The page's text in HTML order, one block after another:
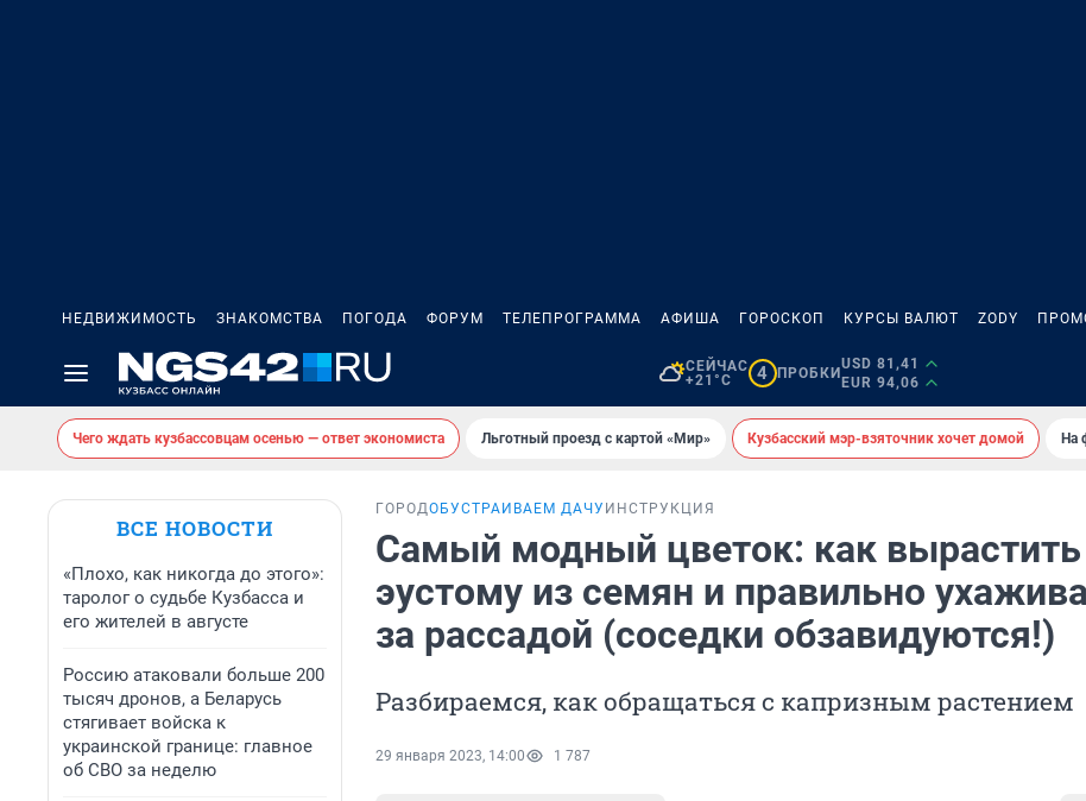
НЕДВИЖИМОСТЬ ЗНАКОМСТВА ПОГОДА ФОРУМ ТЕЛЕПРОГРАММА АФИША ГОРОСКОП КУРСЫ ВАЛЮТ ZODY
СЕЙЧАС
+21°C
4 ПРОБКИ
USD 81,41
EUR 94,06
Чего ждать кузбассовцам осенью — ответ экономиста Льготный проезд с картой «Мир» Кузбасский мэр-взяточник хочет домой На
ВСЕ НОВОСТИ
«Плохо, как никогда до этого»:
таролог о судьбе Кузбасса и
его жителей в августе
Россию атаковали больше 200
тысяч дронов, а Беларусь
стягивает войска к
украинской границе: главное
об СВО за неделю
ГОРОДОБУСТРАИВАЕМ ДАЧУ ИНСТРУКЦИЯ
Самый модный цветок: как вырастить
эустому из семян и правильно
за рассадой (соседки обзавидуются!)
Разбираемся, как обращаться с капризным растением
29 января 2023, 14:00 1 787